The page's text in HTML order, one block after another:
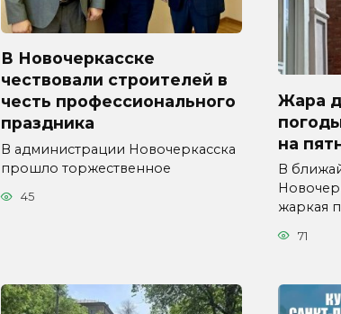
В Новочеркасске
чествовали строителей в
честь профессионального
праздника
В администрации Новочеркасска
прошло торжественное
45
Жара
на
В
жаркая
71